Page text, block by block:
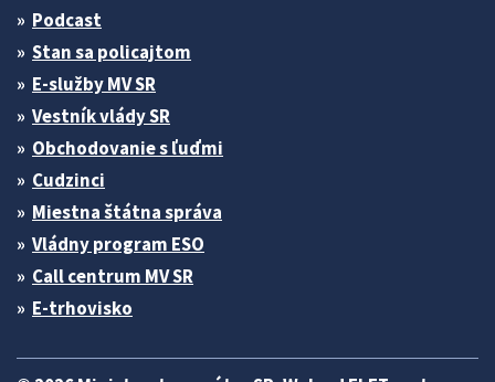
Podcast
Stan sa policajtom
E-služby MV SR
Vestník vlády SR
Obchodovanie s ľuďmi
Cudzinci
Miestna štátna správa
Vládny program ESO
Call centrum MV SR
E-trhovisko